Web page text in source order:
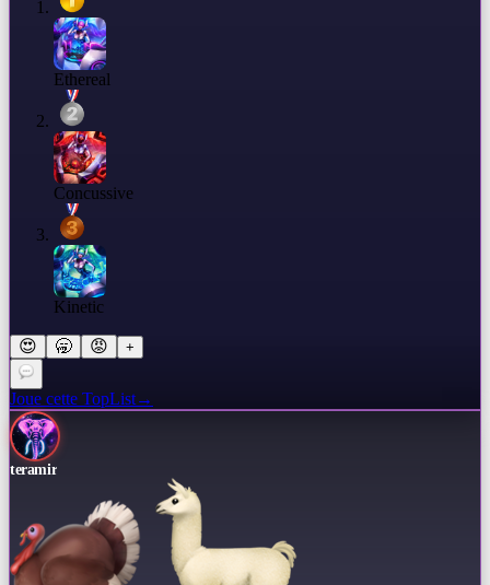
Ethereal
Concussive
Kinetic
😍 🥱 😡 +
Joue cette TopList→
teramir